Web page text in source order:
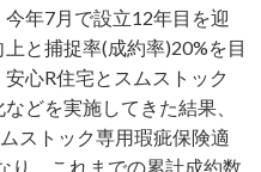
年7月で設立12年目を迎
と捕捉率(成約率)20%を目
心R住宅とスムストック
どを実施してきた結果、
ストック専用瑕疵保険適
り、これまでの累計成約数